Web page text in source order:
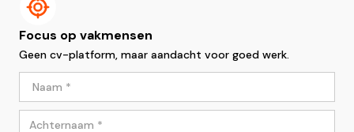
Focus op vakmensen
Geen cv-platform, maar aandacht voor goed werk.